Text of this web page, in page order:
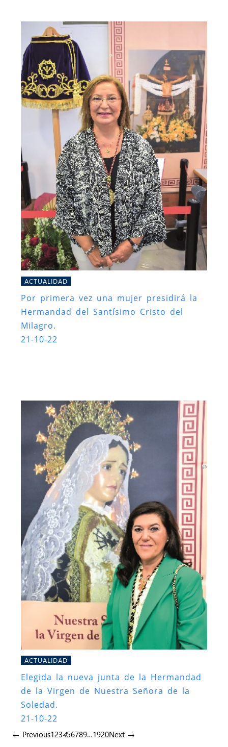
ACTUALIDAD
Por primera vez una mujer presidirá la
Hermandad del Santísimo Cristo del
Milagro.
21-10-22
ACTUALIDAD
Elegida la nueva junta de la Hermandad
de la Virgen de Nuestra Señora de la
Soledad.
21-10-22
← Previous123456789…1920Next →